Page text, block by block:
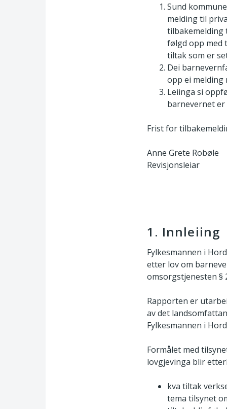
Sund
melding til
tilbakemelding
følgd opp med
tiltak som er
Dei
opp ei melding
Leiinga si
barnevernet
Frist for
Anne Grete Robøle
Revisjonsleiar
1. Innleiing
Fylkesmannen i
etter lov om
omsorgstjenesten §
Rapporten er
av det
Fylkesmannen i
Formålet med
lovgjevinga blir
kva tiltak
tema tilsynet